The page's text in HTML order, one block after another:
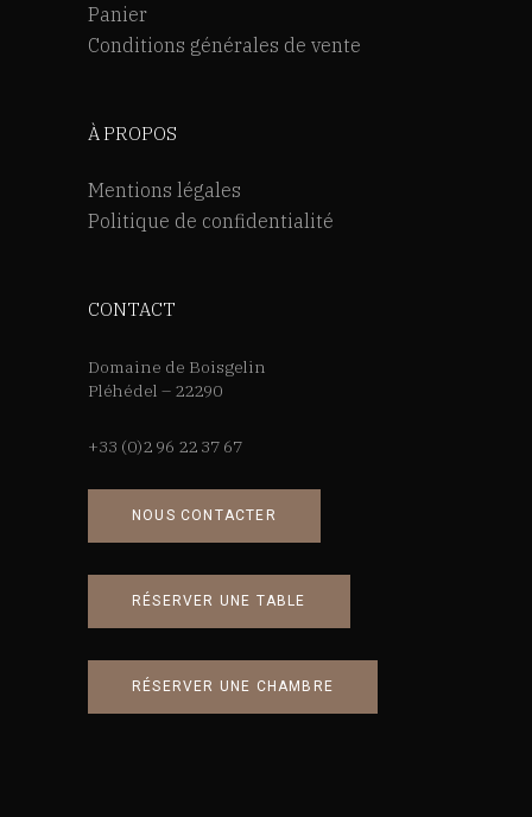
Panier
Conditions générales de vente
À PROPOS
Mentions légales
Politique de confidentialité
CONTACT
Domaine de Boisgelin
Pléhédel – 22290
+33 (0)2 96 22 37 67
NOUS CONTACTER
RÉSERVER UNE TABLE
RÉSERVER UNE CHAMBRE